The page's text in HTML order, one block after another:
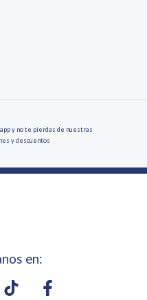
y no te pierdas de nuestras
y descuentos
en: